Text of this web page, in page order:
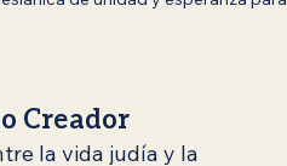
Creador
la vida judía y la